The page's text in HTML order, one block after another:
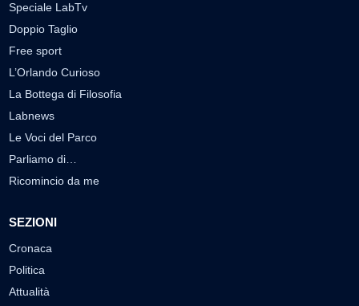
Speciale LabTv
Doppio Taglio
Free sport
L’Orlando Curioso
La Bottega di Filosofia
Labnews
Le Voci del Parco
Parliamo di…
Ricomincio da me
SEZIONI
Cronaca
Politica
Attualità